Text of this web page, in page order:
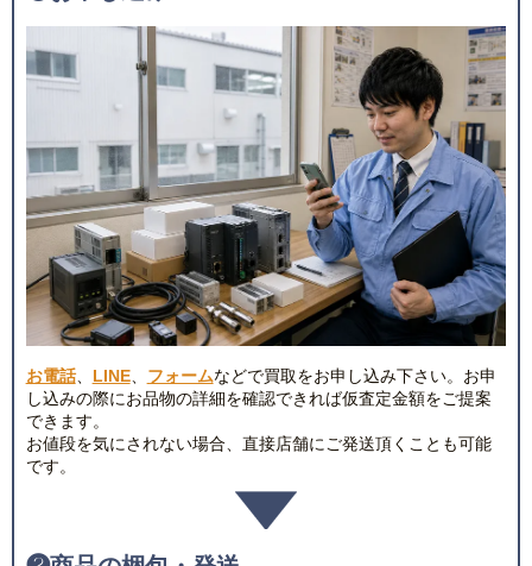
お電話、 LINE、 フォームなどで買取をお申し込み下さい。お申
し込みの際にお品物の詳細を確認できれば仮査定金額をご提案
できます。
お値段を気にされない場合、直接店舗にご発送頂くことも可能
です。